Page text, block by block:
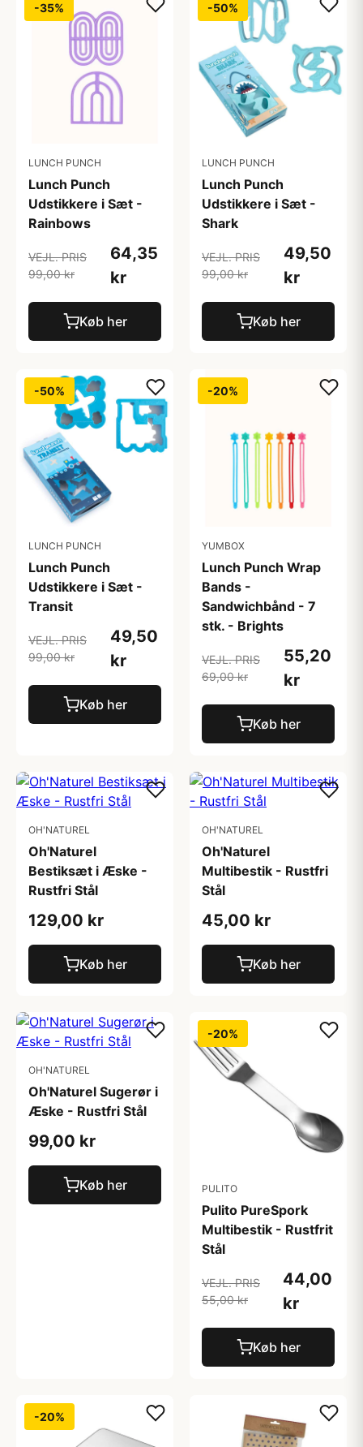
-35%
LUNCH PUNCH
Lunch Punch
Udstikkere i Sæt -
Rainbows
VEJL. PRIS
99,00 kr
64,35
kr
Køb her
-50%
LUNCH PUNCH
Lunch Punch
Udstikkere i Sæt -
Shark
VEJL. PRIS
99,00 kr
49,50
kr
Køb her
-50%
LUNCH PUNCH
Lunch Punch
Udstikkere i Sæt -
Transit
VEJL. PRIS
99,00 kr
49,50
kr
Køb her
-20%
YUMBOX
Lunch Punch Wrap
Bands -
Sandwichbånd - 7
stk. - Brights
VEJL. PRIS
69,00 kr
55,20
kr
Køb her
OH'NATUREL
Oh'Naturel
Bestiksæt i Æske -
Rustfri Stål
129,00 kr
Køb her
OH'NATUREL
Oh'Naturel
Multibestik - Rustfri
Stål
45,00 kr
Køb her
OH'NATUREL
Oh'Naturel Sugerør i
Æske - Rustfri Stål
99,00 kr
Køb her
-20%
PULITO
Pulito PureSpork
Multibestik - Rustfrit
Stål
VEJL. PRIS
55,00 kr
44,00
kr
Køb her
-20%